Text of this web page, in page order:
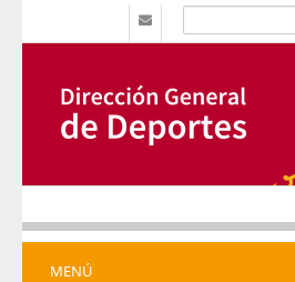
MENÚ